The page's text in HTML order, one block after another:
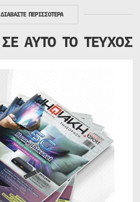
ΔΙΑΒΑΣΤΕ ΠΕΡΙΣΣΟΤΕΡΑ
ΣΕ ΑΥΤΟ ΤΟ ΤΕΥΧΟΣ